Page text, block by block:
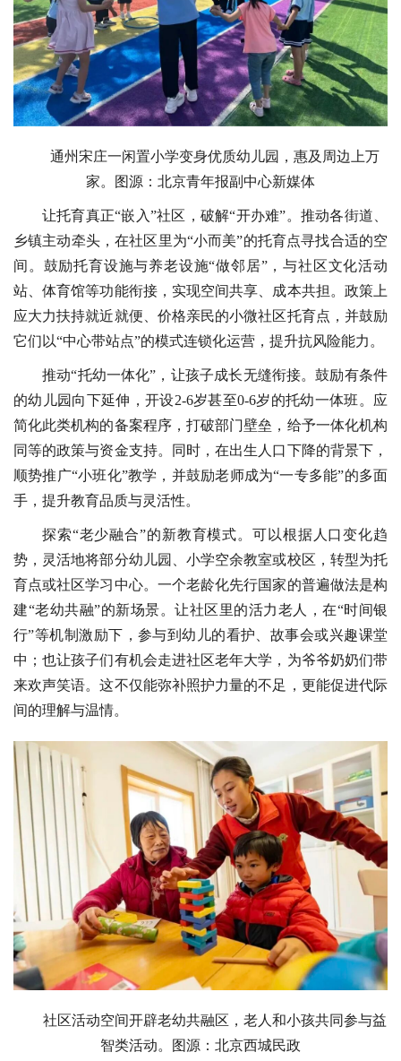
通州宋庄一闲置小学变身优质幼儿园，惠及周边上万
家。图源：北京青年报副中心新媒体
让托育真正“嵌入”社区，破解“开办难”。推动各街道、
乡镇主动牵头，在社区里为“小而美”的托育点寻找合适的空
间。鼓励托育设施与养老设施“做邻居”，与社区文化活动
站、体育馆等功能衔接，实现空间共享、成本共担。政策上
应大力扶持就近就便、价格亲民的小微社区托育点，并鼓励
它们以“中心带站点”的模式连锁化运营，提升抗风险能力。
推动“托幼一体化”，让孩子成长无缝衔接。鼓励有条件
的幼儿园向下延伸，开设2-6岁甚至0-6岁的托幼一体班。应
简化此类机构的备案程序，打破部门壁垒，给予一体化机构
同等的政策与资金支持。同时，在出生人口下降的背景下，
顺势推广“小班化”教学，并鼓励老师成为“一专多能”的多面
手，提升教育品质与灵活性。
探索“老少融合”的新教育模式。可以根据人口变化趋
势，灵活地将部分幼儿园、小学空余教室或校区，转型为托
育点或社区学习中心。一个老龄化先行国家的普遍做法是构
建“老幼共融”的新场景。让社区里的活力老人，在“时间银
行”等机制激励下，参与到幼儿的看护、故事会或兴趣课堂
中；也让孩子们有机会走进社区老年大学，为爷爷奶奶们带
来欢声笑语。这不仅能弥补照护力量的不足，更能促进代际
间的理解与温情。
社区活动空间开辟老幼共融区，老人和小孩共同参与益
智类活动。图源：北京西城民政